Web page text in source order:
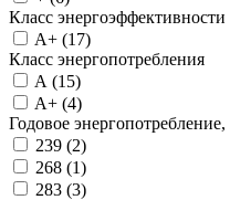
Класс энергоэффективности
A+ (17)
Класс энергопотребления
A (15)
A+ (4)
Годовое энергопотребление,
239 (2)
268 (1)
283 (3)